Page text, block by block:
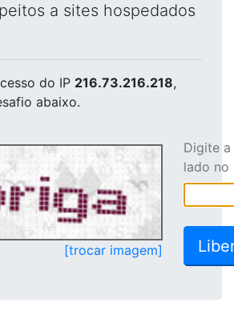
a sites hospedados
do IP 216.73.216.218,
abaixo.
[trocar imagem]
Digite
lado no